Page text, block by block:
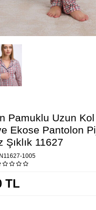
Pamuklu Uzun
Ekose Pantolon
Şıklık 11627
1005
TL